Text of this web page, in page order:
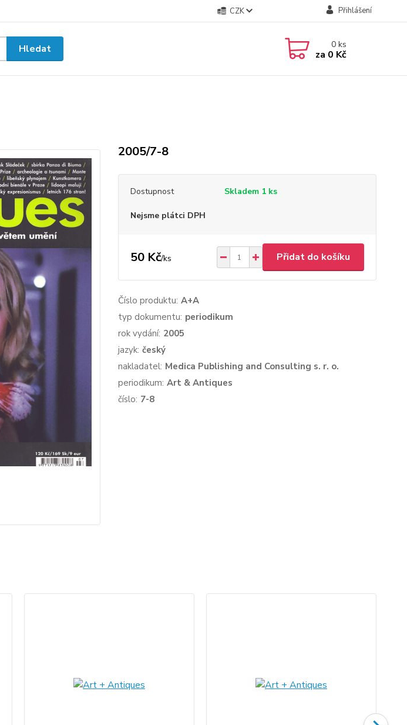
CZK Přihlášení
Hledat 0ks
za 0 Kč
2005/7-8
Dostupnost Skladem 1 ks
Nejsme plátci DPH
50 Kč/ks Přidat do košíku
Číslo produktu: A+A
typ dokumentu: periodikum
rok vydání: 2005
jazyk: český
nakladatel: Medica Publishing and Consulting s. r. o.
periodikum: Art & Antiques
číslo: 7-8